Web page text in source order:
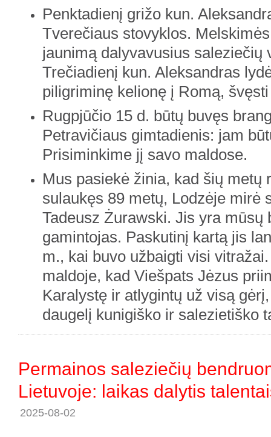
Penktadienį grižo kun.
Tverečiaus stovyklos.
jaunimą dalyvavusius saleziečių
Trečiadienį kun. Aleksandras
piligriminę kelionę į Romą,
Rugpjūčio 15 d. būtų buvęs
Petravičiaus gimtadienis: jam
Prisiminkime jį savo maldose.
Mus pasiekė žinia, kad šių metų
sulaukęs 89 metų, Lodzėje mirė
Tadeusz Żurawski. Jis yra mūsų
gamintojas. Paskutinį kartą jis
m., kai buvo užbaigti visi
maldoje, kad Viešpats Jėzus
Karalystę ir atlygintų už visą
daugelį kunigiško ir salezietiško
Permainos saleziečių
Lietuvoje: laikas dalytis
2025-08-02